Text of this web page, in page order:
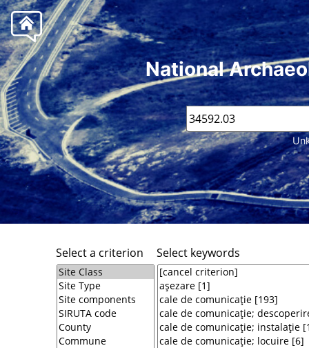
National
Select a criterion Select keywords